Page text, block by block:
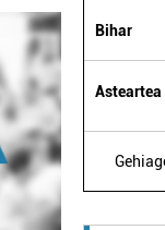
Bihar
Asteartea